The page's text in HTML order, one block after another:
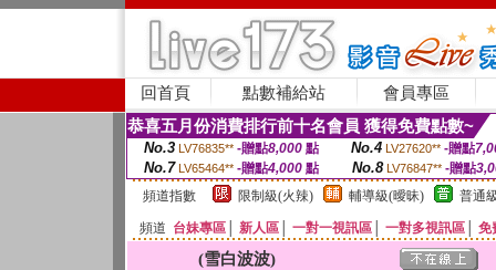
回首頁 點數補給站 會員專區
恭喜五月份消費排行前十名會員 獲得免費點數~
No.3 LV76835** -贈點8,000點 No.4 LV27620** -贈點
No.7 LV65464** -贈點4,000 點 No.8 LV76847** -贈點
頻道指數
限制級(火辣) 輔導級(曖昧) 普通
頻道 台妹專區 新人區 一對一視訊區 一對多視訊區 免
(雪白波波)